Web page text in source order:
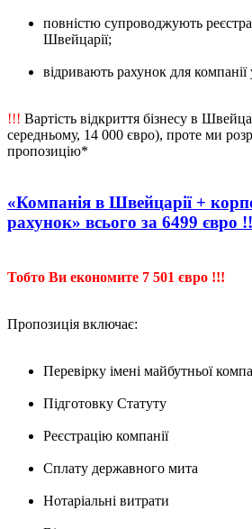
повністю супроводжують
Швейцарії;
відривають рахунок для
!!! Вартість відкриття бізнесу в
середньому, 14 000 євро), проте ми
пропозицію*
«Компанія в Швейцарії +
рахунок» всього за 6499 євро
Тобто Ви економите 7 501 євро !!!
Пропозиція включає:
Перевірку імені майбутньої
Підготовку Статуту
Реєстрацію компанії
Сплату державного мита
Нотаріальні витрати